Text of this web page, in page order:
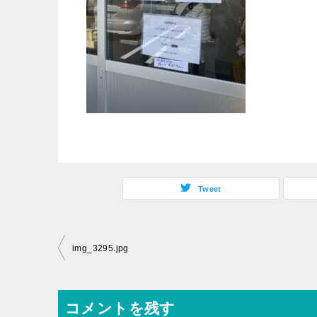
Tweet
img_3295.jpg
コメントを残す